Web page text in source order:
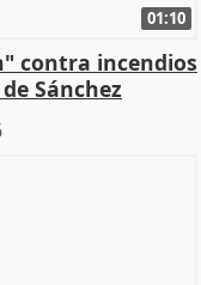
01:10
contra incendios
Sánchez